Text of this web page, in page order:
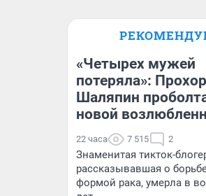
«Четырех мужей
потеряла»: Прохор
Шаляпин
новой
22 часа 7 515 2
Знаменитая тикток-
рассказывавшая о
формой рака, умерла в